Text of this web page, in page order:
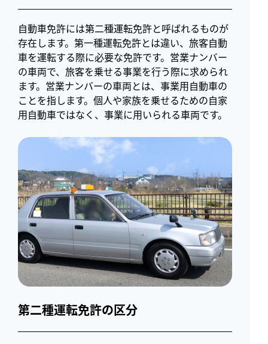
自動車免許には第二種運転免許と呼ばれるものが
存在します。第一種運転免許とは違い、旅客自動
車を運転する際に必要な免許です。営業ナンバー
の車両で、旅客を乗せる事業を行う際に求められ
ます。営業ナンバーの車両とは、事業用自動車の
ことを指します。個人や家族を乗せるための自家
用自動車ではなく、事業に用いられる車両です。
第二種運転免許の区分